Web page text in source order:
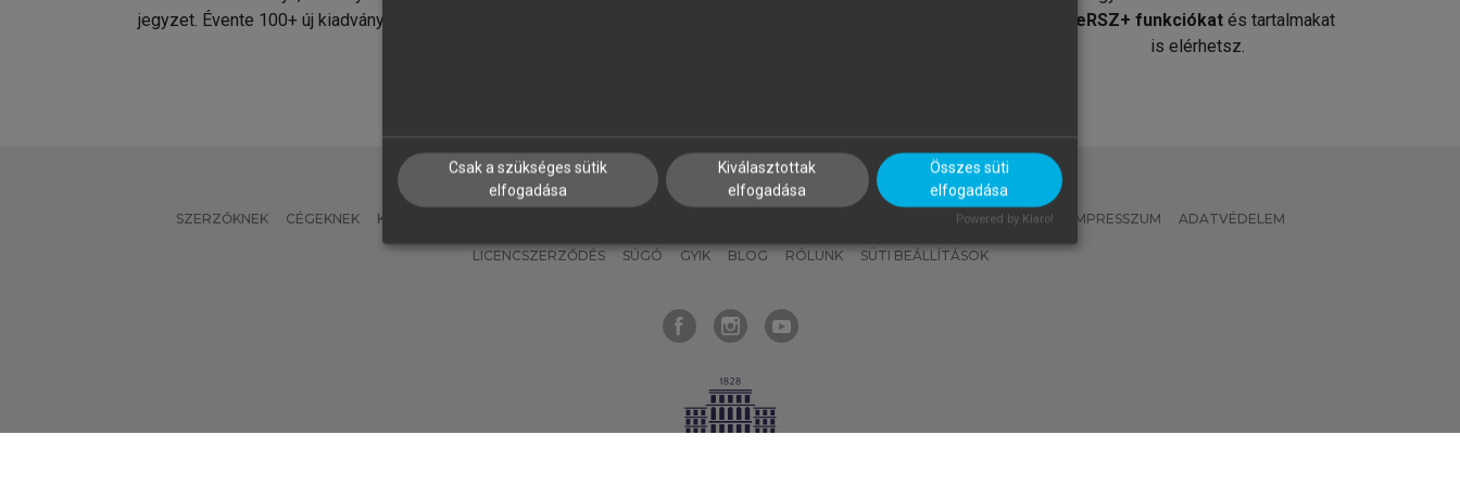
jegyzet. Évente 100+ új kiadvány.
MeRSZ+ funkciókat és tartalmakat
is elérhetsz.
SZERZŐKNEK CÉGEKNEK KÖNYVTÁROSOKNAK MI – ÁLTALÁNOS IRÁNYELVEK IMPRESSZUM ADATVÉDELEM
LICENCSZERZŐDÉS SÚGÓ GYIK BLOG RÓLUNK SÜTI BEÁLLÍTÁSOK
Csak a szükséges sütik
elfogadása
Kiválasztottak
elfogadása
Összes süti
elfogadása
Powered by Klaro!